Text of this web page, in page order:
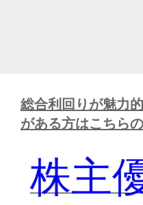
総合利回りが魅力
がある方はこちら
株主